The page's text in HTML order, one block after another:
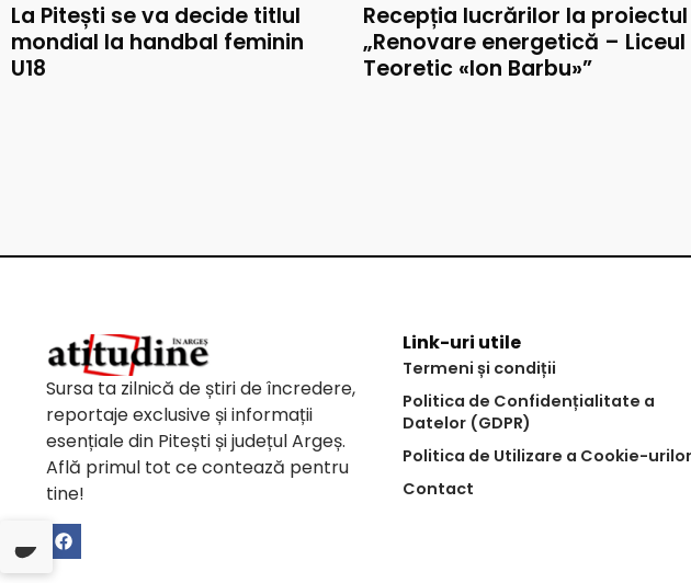
La Pitești se va decide titlul
mondial la handbal feminin
U18
Recepția lucrărilor la proiectul
„Renovare energetică – Liceul
Teoretic «Ion Barbu»”
Sursa ta zilnică de știri de încredere,
reportaje exclusive și informații
esențiale din Pitești și județul Argeș.
Află primul tot ce contează pentru
tine!
Link-uri utile
Termeni și condiții
Politica de Confidențialitate a
Datelor (GDPR)
Politica de Utilizare a Cookie-urilor
Contact